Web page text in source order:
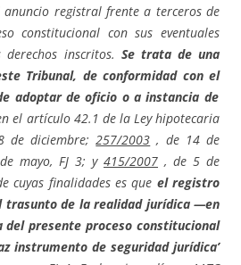
registral frente a terceros de
constitucional con sus eventuales
derechos inscritos. Se trata de una
Tribunal, de conformidad con el
adoptar de oficio o a instancia de
el artículo 42.1 de la Ley hipotecaria
de diciembre;257/2003 , de 14 de
mayo, FJ 3; y 415/2007 , de 5 de
cuyas finalidades es que el registro
trasunto de la realidad jurídica —en
del presente proceso constitucional
instrumento de seguridad jurídica’